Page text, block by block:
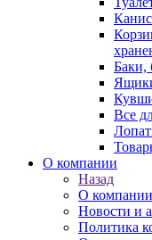
Баки,
Все
О компании
Назад
О компании
Новости и
Политика